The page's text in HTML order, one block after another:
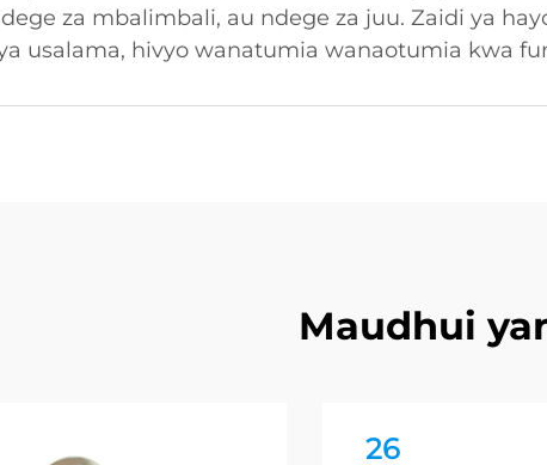
za mbalimbali, au ndege za juu. Zaidi ya
usalama, hivyo wanatumia wanaotumia kwa
Maudhui
26